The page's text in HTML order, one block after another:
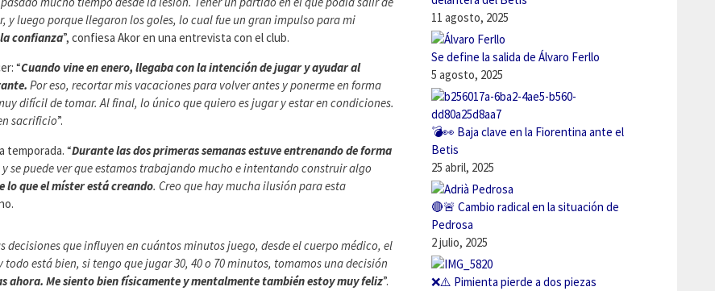
luego porque llegaron los goles, lo cual fue un gran impulso para mi
confianza”, confiesa Akor en una entrevista con el club.
“Cuando vine en enero, llegaba con la intención de jugar y ayudar al
Por eso, recortar mis vacaciones para volver antes y ponerme en forma
difícil de tomar. Al final, lo único que quiero es jugar y estar en condiciones.
sacrificio”.
temporada. “Durante las dos primeras semanas estuve entrenando de forma
se puede ver que estamos trabajando mucho e intentando construir algo
lo que el míster está creando. Creo que hay mucha ilusión para esta
decisiones que influyen en cuántos minutos juego, desde el cuerpo médico, el
está bien, si tengo que jugar 30, 40 o 70 minutos, tomamos una decisión
ahora. Me siento bien físicamente y mentalmente también estoy muy feliz”.
11 agosto, 2025
Se define la salida de Álvaro Ferllo
5 agosto, 2025
💣👀 Baja clave en la Fiorentina ante el
Betis
25 abril, 2025
🔴🚨 Cambio radical en la situación de
Pedrosa
2 julio, 2025
❌⚠️ Pimienta pierde a dos piezas